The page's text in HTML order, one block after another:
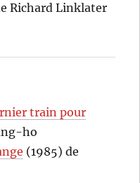
Richard Linklater
train pour
ho
(1985) de